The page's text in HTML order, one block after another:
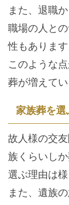
また、退職
職場の人と
性もあります
このような
葬が増えてい
家族葬を選
故人様の交
族くらいし
選ぶ理由は様
また、遺族